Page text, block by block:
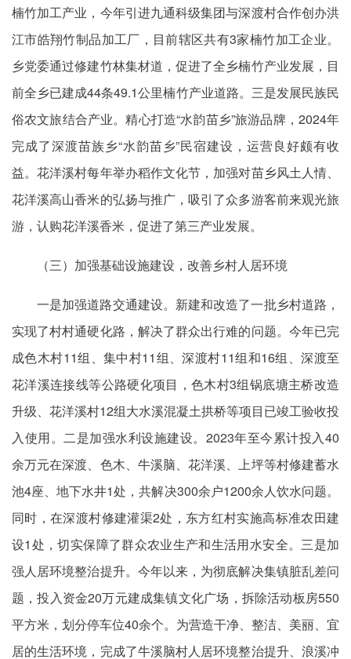
楠竹加工产业，今年引进九通科级集团与深渡村合作创办洪
江市皓翔竹制品加工厂，目前辖区共有3家楠竹加工企业。
乡党委通过修建竹林集材道，促进了全乡楠竹产业发展，目
前全乡已建成44条49.1公里楠竹产业道路。三是发展民族民
俗农文旅结合产业。精心打造“水韵苗乡”旅游品牌，2024年
完成了深渡苗族乡“水韵苗乡”民宿建设，运营良好颇有收
益。花洋溪村每年举办稻作文化节，加强对苗乡风土人情、
花洋溪高山香米的弘扬与推广，吸引了众多游客前来观光旅
游，认购花洋溪香米，促进了第三产业发展。
（三）加强基础设施建设，改善乡村人居环境
一是加强道路交通建设。新建和改造了一批乡村道路，
实现了村村通硬化路，解决了群众出行难的问题。今年已完
成色木村11组、集中村11组、深渡村11组和16组、深渡至
花洋溪连接线等公路硬化项目，色木村3组锅底塘主桥改造
升级、 花洋溪村12组大水溪混凝土拱桥等项目已竣工验收投
入使用。二是加强水利设施建设。2023年至今累计投入40
余万元在深渡、色木、牛溪脑、花洋溪、上坪等村修建蓄水
池4座、地下水井1处，共解决300余户1200余人饮水问题。
同时，在深渡村修建灌渠2处，东方红村实施高标准农田建
设1处，切实保障了群众农业生产和生活用水安全。三是加
强人居环境整治提升。今年以来，为彻底解决集镇脏乱差问
题，投入资金20万元建成集镇文化广场，拆除活动板房550
平方米，划分停车位40余个。为营造干净、整洁、美丽、宜
居的生活环境，完成了牛溪脑村人居环境整治提升、浪溪冲